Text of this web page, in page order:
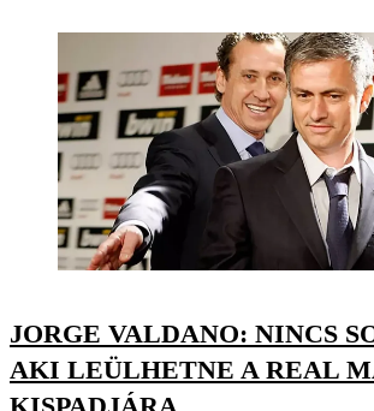
JORGE VALDANO: NINCS
AKI LEÜLHETNE A REAL